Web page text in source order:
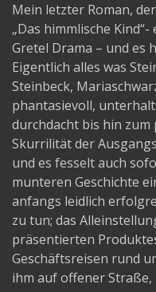
Mein letzter Roman,
„Das himmlische
Gretel Drama – und es
Eigentlich alles was
Steinbeck,
phantasievoll,
durchdacht bis hin zum
Skurrilität der
und es fesselt auch
munteren Geschichte
anfangs leidlich
zu tun; das
präsentierten
Geschäftsreisen rund
ihm auf offener